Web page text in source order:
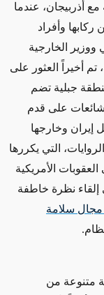
أذربيجان، عندما
وأفراد
ووزير الخارجية
أخيراً العثور على
جبلية تضم
على قدم
إيران وخارجها
التي يكررها
الأمريكية
إلقاء نظرة خاطفة
سلامة
متنوعة من